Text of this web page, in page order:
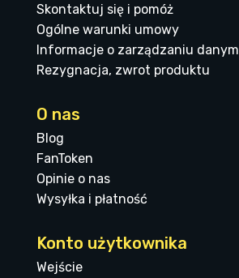
Skontaktuj się i pomóż
Ogólne warunki umowy
Informacje o zarządzaniu
Rezygnacja, zwrot produktu
O nas
Blog
FanToken
Opinie o nas
Wysyłka i płatność
Konto użytkownika
Wejście